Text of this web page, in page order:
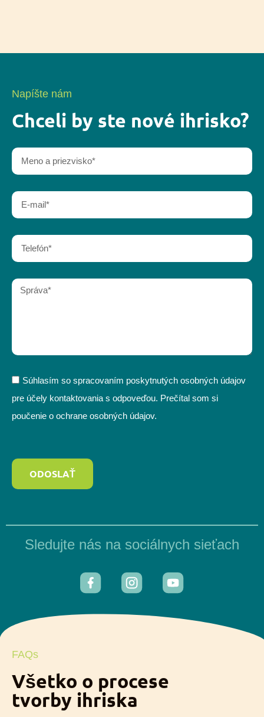
Napíšte nám
Chceli by ste nové ihrisko?
Súhlasím so spracovaním poskytnutých osobných údajov
pre účely kontaktovania s odpoveďou. Prečítal som si
poučenie o ochrane osobných údajov.
ODOSLAŤ
Sledujte nás na sociálnych sieťach
FAQs
Všetko o procese
tvorby ihriska